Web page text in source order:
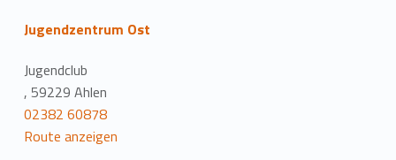
Jugendzentrum Ost
Jugendclub
, 59229 Ahlen
02382 60878
Route anzeigen